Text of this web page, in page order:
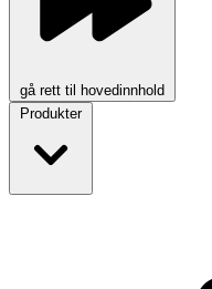
gå rett til hovedinnhold
Produkter